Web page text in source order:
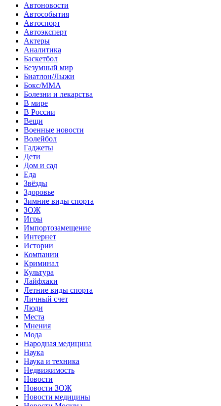
Автоновости
Автособытия
Автоспорт
Автоэксперт
Актеры
Аналитика
Баскетбол
Безумный мир
Биатлон/Лыжи
Бокс/MMA
Болезни и лекарства
В мире
В России
Вещи
Военные новости
Волейбол
Гаджеты
Дети
Дом и сад
Еда
Звёзды
Здоровье
Зимние виды спорта
ЗОЖ
Игры
Импортозамещение
Интернет
Истории
Компании
Криминал
Культура
Лайфхаки
Летние виды спорта
Личный счет
Люди
Места
Мнения
Мода
Народная медицина
Наука
Наука и техника
Недвижимость
Новости
Новости ЗОЖ
Новости медицины